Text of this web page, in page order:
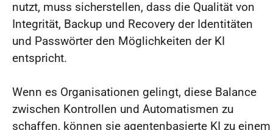
nutzt, muss sicherstellen, dass die Qualität von
Integrität, Backup und Recovery der Identitäten
und Passwörter den Möglichkeiten der KI
entspricht.
Wenn es Organisationen gelingt, diese Balance
zwischen Kontrollen und Automatismen zu
schaffen, können sie agentenbasierte KI zu einem